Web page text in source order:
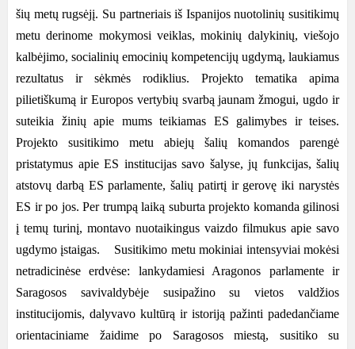
šių metų rugsėjį. Su partneriais iš Ispanijos nuotolinių susitikimų
metu derinome mokymosi veiklas, mokinių dalykinių, viešojo
kalbėjimo, socialinių emocinių kompetencijų ugdymą, laukiamus
rezultatus ir sėkmės rodiklius. Projekto tematika apima
pilietiškumą ir Europos vertybių svarbą jaunam žmogui, ugdo ir
suteikia žinių apie mums teikiamas ES galimybes ir teises.
Projekto susitikimo metu abiejų šalių komandos parengė
pristatymus apie ES institucijas savo šalyse, jų funkcijas, šalių
atstovų darbą ES parlamente, šalių patirtį ir gerovę iki narystės
ES ir po jos. Per trumpą laiką suburta projekto komanda gilinosi
į temų turinį, montavo nuotaikingus vaizdo filmukus apie savo
ugdymo įstaigas. Susitikimo metu mokiniai intensyviai mokėsi
netradicinėse erdvėse: lankydamiesi Aragonos parlamente ir
Saragosos savivaldybėje susipažino su vietos valdžios
institucijomis, dalyvavo kultūrą ir istoriją pažinti padedančiame
orientaciniame žaidime po Saragosos miestą, susitiko su